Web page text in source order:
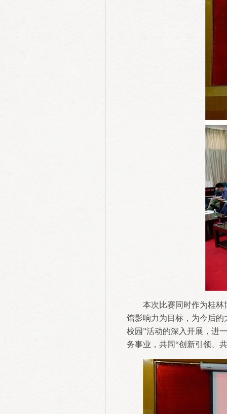
本次比赛同时作为桂
馆影响力为目标，为今后
校园”活动的深入开展，进
务事业，共同“创新引领、